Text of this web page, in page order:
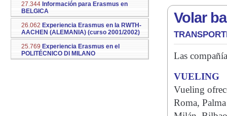
27.344 Información para Erasmus en
BELGICA
26.062 Experiencia Erasmus en la RWTH-
AACHEN (ALEMANIA) (curso 2001/2002)
25.769 Experiencia Erasmus en el
POLITÉCNICO DI MILANO
Volar
Las
VUELING
Vueling
Roma,